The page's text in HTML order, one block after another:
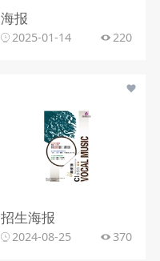
海报
2025-01-14 220
招生海报
2024-08-25 370